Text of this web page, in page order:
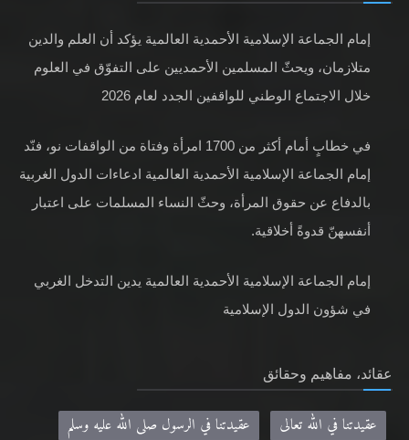
إمام الجماعة الإسلامية الأحمدية العالمية يؤكد أن العلم والدين
متلازمان، ويحثّ المسلمين الأحمديين على التفوّق في العلوم
خلال الاجتماع الوطني للواقفين الجدد لعام 2026
في خطابٍ أمام أكثر من 1700 امرأة وفتاة من الواقفات نو، فنّد
إمام الجماعة الإسلامية الأحمدية العالمية ادعاءات الدول الغربية
بالدفاع عن حقوق المرأة، وحثّ النساء المسلمات على اعتبار
أنفسهنّ قدوةً أخلاقية.
إمام الجماعة الإسلامية الأحمدية العالمية يدين التدخل الغربي
في شؤون الدول الإسلامية
عقائد، مفاهيم وحقائق
عقيدتنا في الله تعالى
عقيدتنا في الرسول صلى الله عليه وسلم